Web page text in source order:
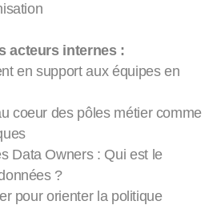
acteurs internes :
en support aux équipes en
coeur des pôles métier comme
Data Owners : Qui est le
?
pour orienter la politique